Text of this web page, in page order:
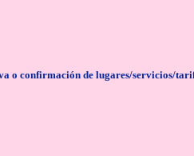
confirmación de lugares/servicios/